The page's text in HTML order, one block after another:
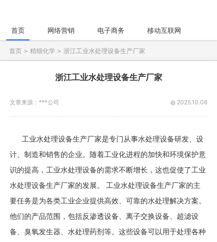
首页 网络营销 电子商务 移动互联网
首页 > 精细化学 > 浙江工业水处理设备生产厂家
浙江工业水处理设备生产厂家
2025.10.08
文章来源： ***公司
工业水处理设备生产厂家是专门从事水处理设备研发、设
计、制造和销售的企业。随着工业化进程的加快和环境保护意
识的提高，工业水处理设备的需求不断增长，这也促使了工业
水处理设备生产厂家的发展。 工业水处理设备生产厂家的主
要任务是为各类工业企业提供高效、可靠的水处理解决方案。
他们的产品范围，包括反渗透设备、离子交换设备、超滤设
备、臭氧发生器、水处理药剂等。这些设备可以用于处理各种